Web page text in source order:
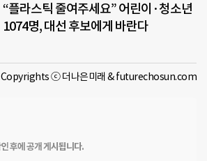
“플라스틱 줄여주세요” 어린이·청소년
1074명, 대선 후보에게 바란다
Copyrights ⓒ 더나은미래 & futurechosun.com